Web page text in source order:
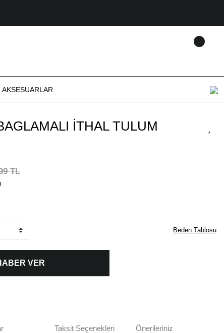
AKSESUARLAR
İTHAL TULUM
TL
Beden Tablosu
VER
Taksit Seçenekleri Önerileriniz